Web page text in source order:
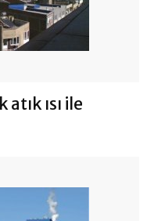
ısı ile